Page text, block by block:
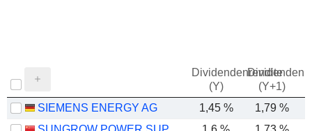
Dividendenrendite
(Y)
(Y+1)
SIEMENS ENERGY AG 1,45 % 1,79 %